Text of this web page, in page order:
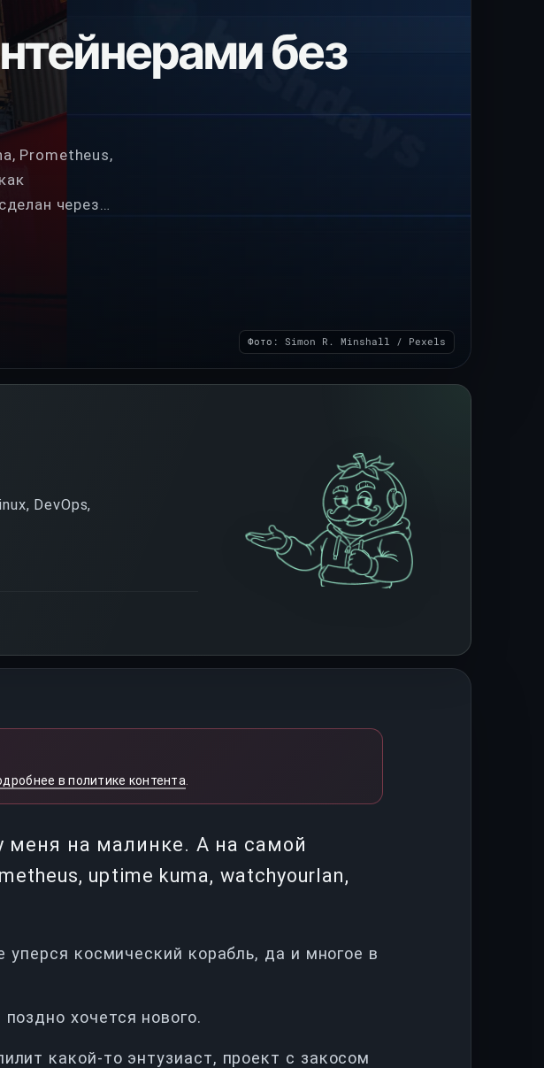
Фото: Simon R. Minshall / Pexels
без
Prometheus,
через
DevOps,
в политике контента
меня на малинке. А на самой
uptime kuma, watchyourlan,
космический корабль, да и многое в
хочется нового.
какой-то энтузиаст, проект с закосом